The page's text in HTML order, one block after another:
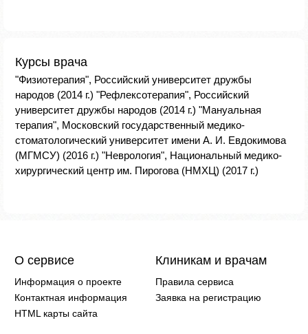
Курсы врача
"Физиотерапия", Российский университет дружбы
народов (2014 г.) "Рефлексотерапия", Российский
университет дружбы народов (2014 г.) "Мануальная
терапия", Московский государственный медико-
стоматологический университет имени А. И. Евдокимова
(МГМСУ) (2016 г.) "Неврология", Национальный медико-
хирургический центр им. Пирогова (НМХЦ) (2017 г.)
О сервисе
Информация о проекте
Контактная информация
HTML карты сайта
Клиникам и врачам
Правила сервиса
Заявка на регистрацию